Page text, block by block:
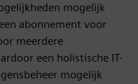
mogelijk
abonnement voor
meerdere
een holistische IT-
mogelijk